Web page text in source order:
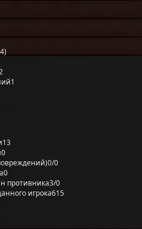
1
13
0
0/0
0
противника3/0
игрока615